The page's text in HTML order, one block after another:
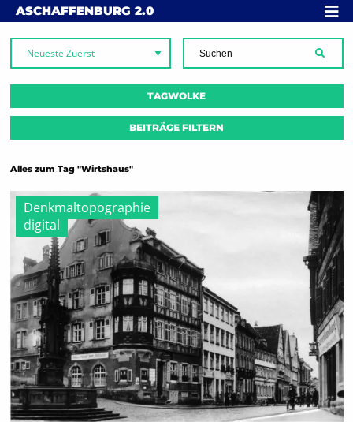
Skip to content
ASCHAFFENBURG 2.0 MENÜ
TAGWOLKE
BEITRÄGE FILTERN
Alles zum Tag "Wirtshaus"
Denkmaltopographie
digital